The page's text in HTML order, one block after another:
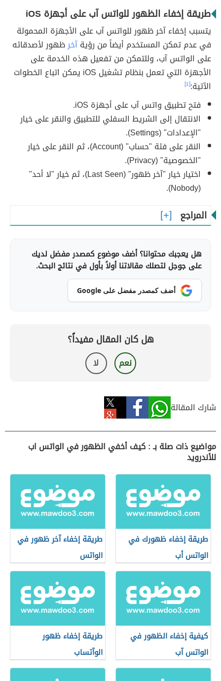
طريقة إخفاء الظهور للواتس آب على أجهزة iOS
يتسبب إخفاء آخر ظهور للواتس آب على الأجهزة المحمولة
في عدم تمكن المستخدم أيضاً من رؤيةآخرظهور لأصدقائه
على الواتس آب، وللتمكن من تفعيل هذه الخدمة على
الأجهزة التي تعمل بنظام تشغيل iOS يمكن اتباع الخطوات
الآتية:[٤]
فتح تطبيق واتس آب على أجهزة iOS.
الانتقال إلى الشريط السفلي للتطبيق والنقر على خيار
"الإعدادات" (Settings).
النقر على فئة "حساب" (Account)، ثم النقر على خيار
"الخصوصية" (Privacy).
اختيار خيار "آخر ظهور" (Last Seen)، ثم خيار "لا أحد"
(Nobody).
المراجع
هل يعجبك محتوانا؟ أضف موضوع كمصدر مفضل لديك
على جوجل لتصلك مقالاتنا أولاً بأول في نتائج البحث.
أضف كمصدر مفضل على Google
هل كان المقال مفيداً؟
نعم لا
شارك المقالة
مواضيع ذات صلة بـ : كيف أخفي الظهور في الواتس اب
للأندرويد
طريقة إخفاء ظهورك في
الواتس أب
طريقة إخفاء آخر ظهور في
الواتس
كيفية إخفاء الظهور في
الواتس آب
طريقة إخفاء ظهور
الوآتساب